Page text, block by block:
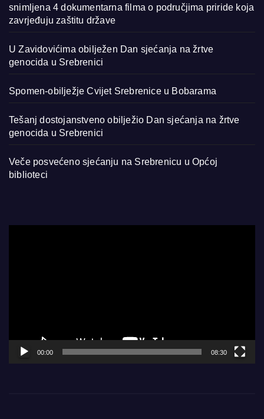
snimljena 4 dokumentarna filma o područjima priride koja
zavrjeđuju zaštitu države
U Zavidovićima obilježen Dan sjećanja na žrtve
genocida u Srebrenici
Spomen-obilježje Cvijet Srebrenice u Bobarama
Tešanj dostojanstveno obilježio Dan sjećanja na žrtve
genocida u Srebrenici
Veče posvećeno sjećanju na Srebrenicu u Općoj
biblioteci
00:00 08:30